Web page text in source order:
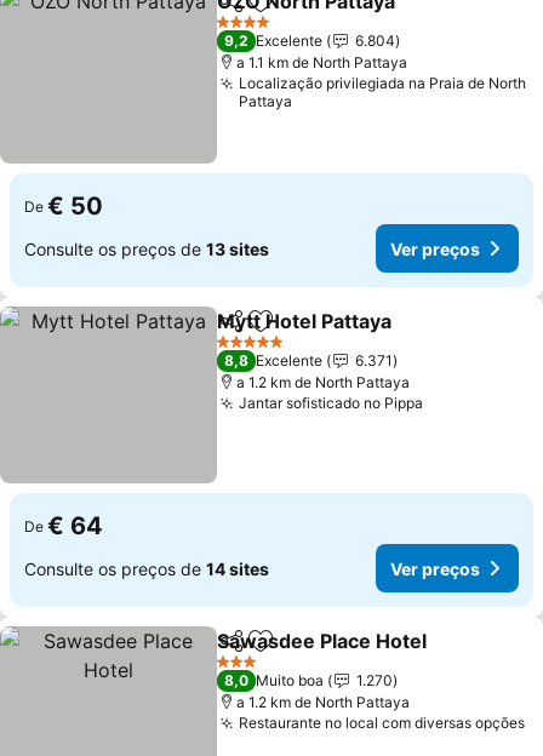
PartilharAdicionar aos favoritos
4 Estrelas
9,2 Excelente
6.804
a 1.1 km de North Pattaya
Localização privilegiada na Praia de North
Pattaya
De € 50
Consulte os preços de 13 sites Ver preços
PartilharAdicionar aos favoritos
Mytt Hotel Pattaya
5 Estrelas
8,8 Excelente
6.371
a 1.2 km de North Pattaya
Jantar sofisticado no Pippa
De € 64
Consulte os preços de 14 sites Ver preços
PartilharAdicionar aos favoritos
Sawasdee Place Hotel
3 Estrelas
8,0 Muito boa
1.270
a 1.2 km de North Pattaya
Restaurante no local com diversas opções